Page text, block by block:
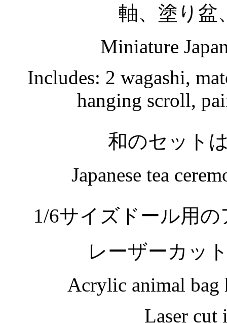
軸、塗り盆
Miniature
Includes: 2 wagashi,
hanging scroll,
和のセット
Japanese tea
1/6サイズドール用
レーザーカッ
Acrylic animal bag
Laser cut